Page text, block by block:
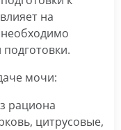
на
необходимо
мочи:
рациона
цитрусовые,